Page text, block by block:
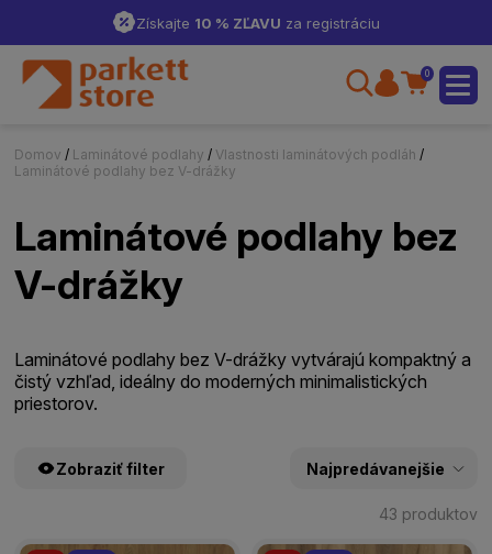
Získajte 10 % ZĽAVU za registráciu
0
Domov / Laminátové podlahy / Vlastnosti laminátových podláh /
Laminátové podlahy bez V-drážky
Laminátové podlahy bez
V-drážky
Laminátové podlahy bez V-drážky vytvárajú kompaktný a
čistý vzhľad, ideálny do moderných minimalistických
priestorov.
Zobraziť filter
43 produktov